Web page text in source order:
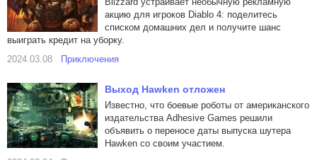
акцию для игроков Diablo 4: поделитесь
списком домашних дел и получите шанс
выиграть кредит на уборку.
2024.03.08
Приключения
Выход Hawken отложен
Известно, что боевые роботы от американского
издательства Adhesive Games решили
объявить о переносе даты выпуска шутера
Hawken со своим участием.